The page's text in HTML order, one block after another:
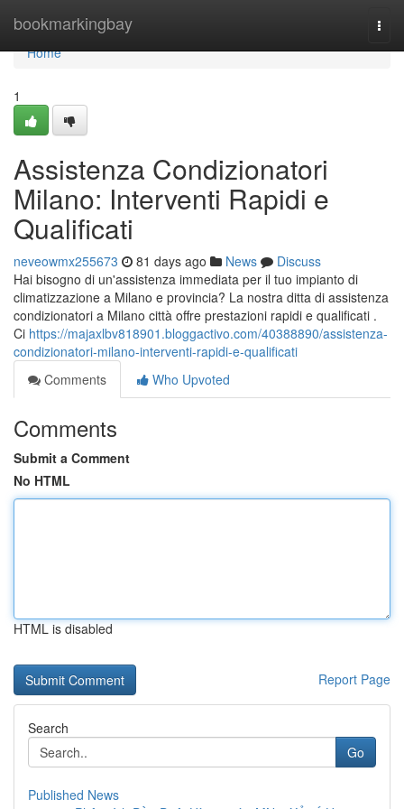
bookmarkingbay
Home
Home
1
Assistenza Condizionatori
Milano: Interventi Rapidi e
Qualificati
neveowmx255673 81 days ago News
Discuss
Hai bisogno di un'assistenza immediata per il tuo impianto di
climatizzazione a Milano e provincia? La nostra ditta di assistenza
condizionatori a Milano città offre prestazioni rapidi e qualificati .
Ci https://majaxlbv818901.bloggactivo.com/40388890/assistenza-
condizionatori-milano-interventi-rapidi-e-qualificati
Comments
Who Upvoted
Comments
Submit a Comment
No HTML
HTML is disabled
Report Page
Search
Go
Published News